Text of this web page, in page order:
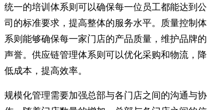
统一的培训体系则可以确保每一位员工都能达到公
司的标准要求，提高整体的服务水平。质量控制体
系则能够确保每一家门店的产品质量，维护品牌的
声誉。供应链管理体系则可以优化采购和物流，降
低成本，提高效率。
规模化管理需要加强总部与各门店之间的沟通与协